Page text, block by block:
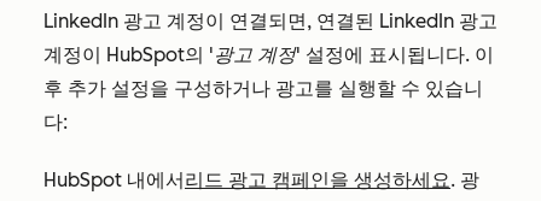
LinkedIn 광고 계정이 연결되면, 연결된 LinkedIn 광고
계정이 HubSpot의 '광고 계정' 설정에 표시됩니다. 이
후 추가 설정을 구성하거나 광고를 실행할 수 있습니
다:
HubSpot 내에서 리드 광고 캠페인을 생성하세요. 광